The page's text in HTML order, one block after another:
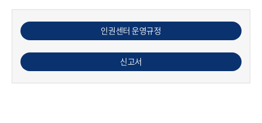
인권센터 운영규정
신고서